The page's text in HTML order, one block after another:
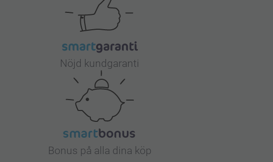
Nöjd kundgaranti
Bonus på alla dina köp